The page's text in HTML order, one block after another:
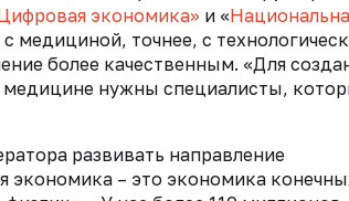
экономика» и «
медициной, точнее, с
более качественным. «Для
медицине нужны специалисты,
развивать направление
– это экономика